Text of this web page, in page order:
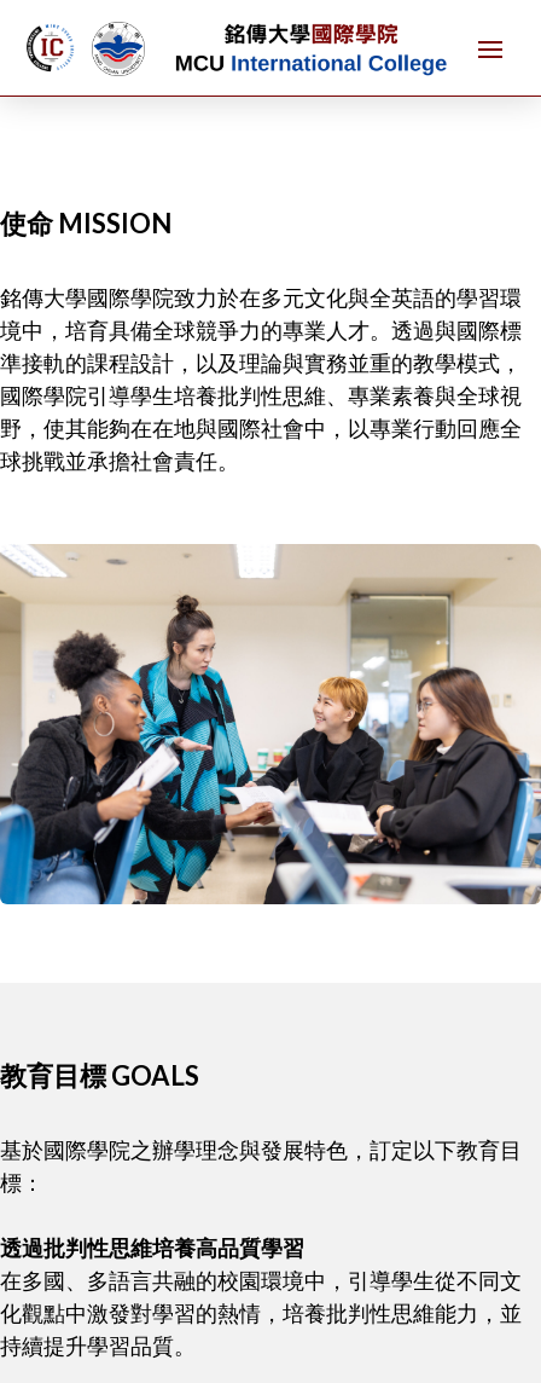
使命 MISSION
銘傳大學國際學院致力於在多元文化與全英語的學習環
境中，培育具備全球競爭力的專業人才。透過與國際標
準接軌的課程設計，以及理論與實務並重的教學模式，
國際學院引導學生培養批判性思維、專業素養與全球視
野，使其能夠在在地與國際社會中，以專業行動回應全
球挑戰並承擔社會責任。
教育目標 GOALS
基於國際學院之辦學理念與發展特色，訂定以下教育目
標：
透過批判性思維培養高品質學習
在多國、多語言共融的校園環境中，引導學生從不同文
化觀點中激發對學習的熱情，培養批判性思維能力，並
持續提升學習品質。